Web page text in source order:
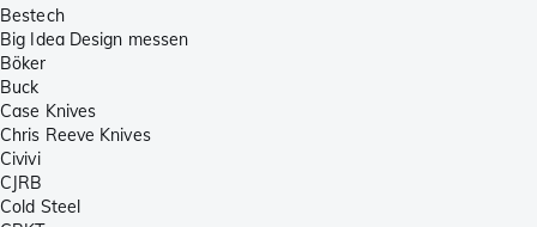
Bestech
Big Idea Design messen
Böker
Buck
Case Knives
Chris Reeve Knives
Civivi
CJRB
Cold Steel